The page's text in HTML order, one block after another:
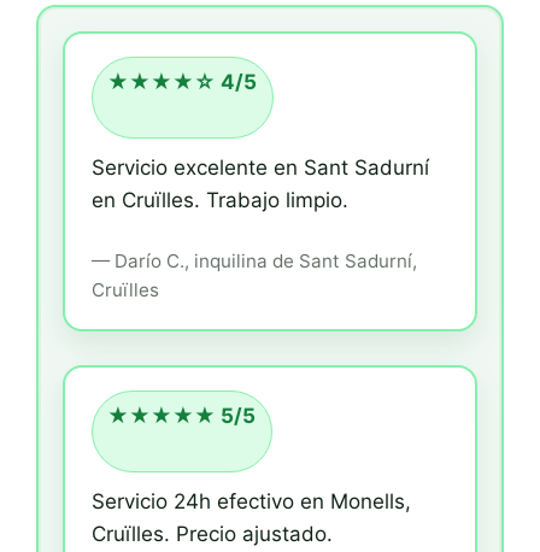
★★★★☆ 4/5
Servicio excelente en Sant Sadurní
en Cruïlles. Trabajo limpio.
—Darío C., inquilina de Sant Sadurní,
Cruïlles
★★★★★ 5/5
Servicio 24h efectivo en Monells,
Cruïlles. Precio ajustado.